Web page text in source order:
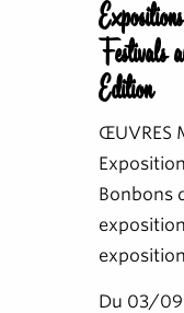
Festivals
Edition
ŒUVRES
Bonbons
Du 03/